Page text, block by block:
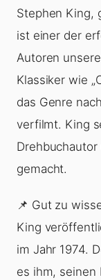
Stephen King,
ist einer der
Autoren
Klassiker wie
das Genre
verfilmt. King
gemacht.
📌 Gut zu
King
im Jahr 1974.
es ihm, seinen